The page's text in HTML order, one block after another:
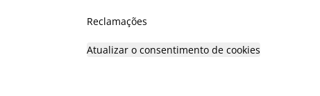
Reclamações
Atualizar o consentimento de cookies